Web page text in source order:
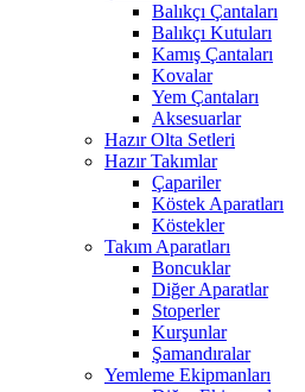
Balıkçı Çantaları
Balıkçı Kutuları
Kamış Çantaları
Kovalar
Yem Çantaları
Aksesuarlar
Hazır Olta Setleri
Hazır Takımlar
Çapariler
Köstek Aparatları
Köstekler
Takım Aparatları
Boncuklar
Diğer Aparatlar
Stoperler
Kurşunlar
Şamandıralar
Yemleme Ekipmanları